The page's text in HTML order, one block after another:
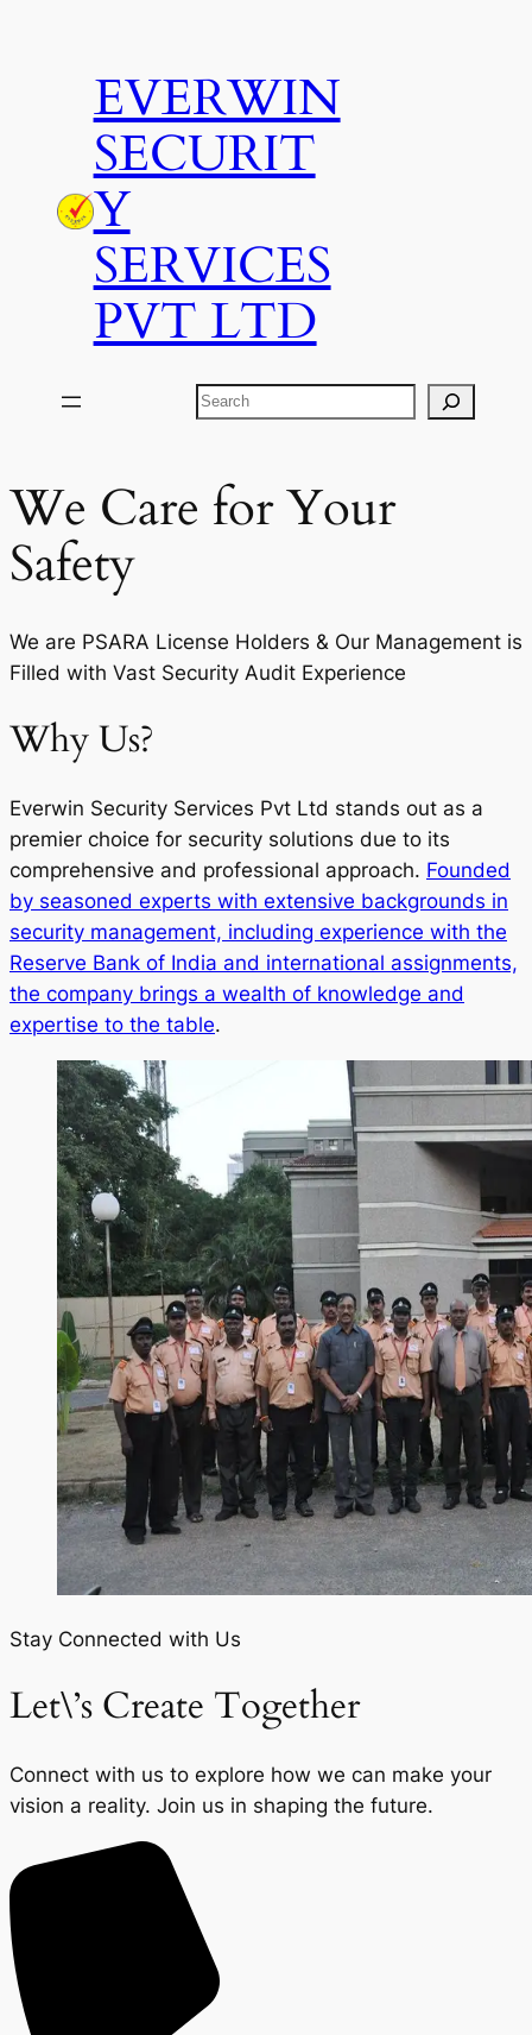
EVERWIN
SECURIT
Y
SERVICES
PVT LTD
Search
We Care for Your
Safety
We are PSARA License Holders & Our Management is
Filled with Vast Security Audit Experience
Why Us?
Everwin Security Services Pvt Ltd stands out as a
premier choice for security solutions due to its
comprehensive and professional approach. Founded
by seasoned experts with extensive backgrounds in
security management, including experience with the
Reserve Bank of India and international assignments,
the company brings a wealth of knowledge and
expertise to the table.
Stay Connected with Us
Let\’s Create Together
Connect with us to explore how we can make your
vision a reality. Join us in shaping the future.